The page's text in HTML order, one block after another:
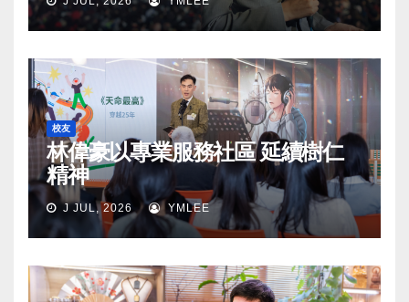
校友
林偉豪以專業服務社區 延續樹仁
精神
J JUL, 2026 YMLEE